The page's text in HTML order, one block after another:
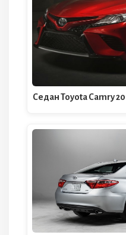
Седан Toyota Camry